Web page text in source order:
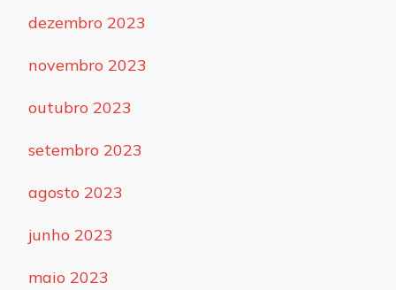
dezembro 2023
novembro 2023
outubro 2023
setembro 2023
agosto 2023
junho 2023
maio 2023